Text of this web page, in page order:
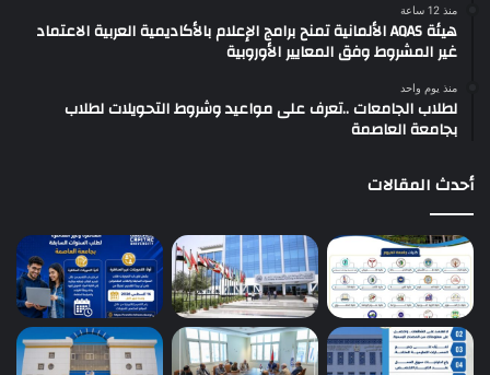
منذ 12 ساعة
هيئة AQAS الألمانية تمنح برامج الإعلام بالأكاديمية العربية الاعتماد
غير المشروط وفق المعايير الأوروبية
منذ يوم واحد
لطلاب الجامعات ..تعرف على مواعيد وشروط التحويلات لطلاب
بجامعة العاصمة
أحدث المقالات